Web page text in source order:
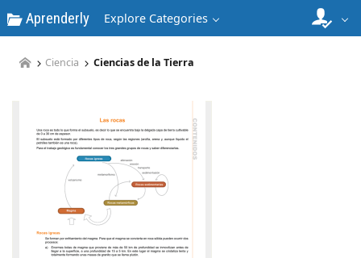
Aprenderly Explore Categories
Ciencia Ciencias de la Tierra